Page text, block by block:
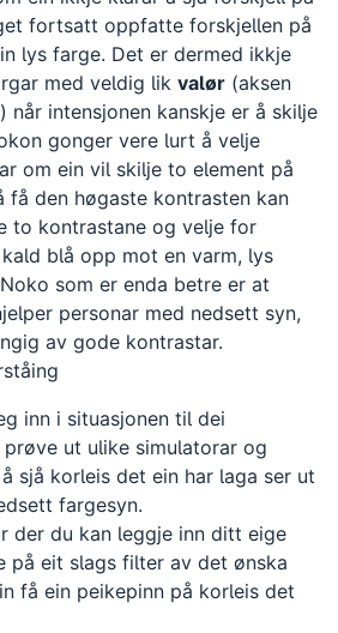
fortsatt oppfatte forskjellen på
lys farge. Det er dermed ikkje
med veldig lik valør (aksen
intensjonen kanskje er å skilje
gonger vere lurt å velje
om ein vil skilje to element på
få den høgaste kontrasten kan
to kontrastane og velje for
blå opp mot en varm, lys
som er enda betre er at
personar med nedsett syn,
av gode kontrastar.
inn i situasjonen til dei
ut ulike simulatorar og
sjå korleis det ein har laga ser ut
fargesyn.
der du kan leggje inn ditt eige
på eit slags filter av det ønska
få ein peikepinn på korleis det